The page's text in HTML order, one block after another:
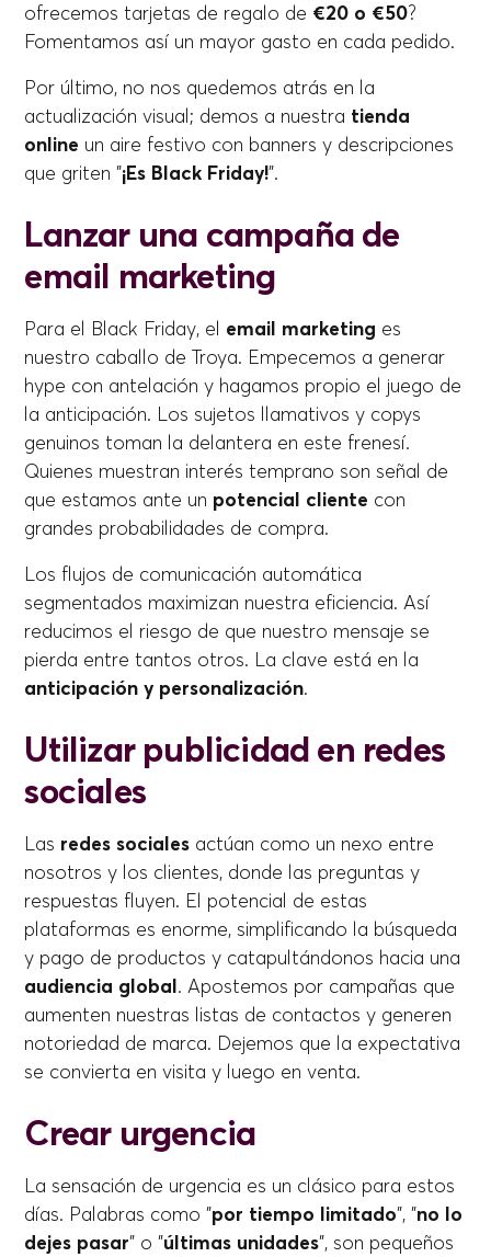
ofrecemos tarjetas de regalo de €20 o €50?
Fomentamos así un mayor gasto en cada pedido.
Por último, no nos quedemos atrás en la
actualización visual; demos a nuestra tienda
online un aire festivo con banners y descripciones
que griten "¡Es Black Friday!".
Lanzar una campaña de
email marketing
Para el Black Friday, el email marketing es
nuestro caballo de Troya. Empecemos a generar
hype con antelación y hagamos propio el juego de
la anticipación. Los sujetos llamativos y copys
genuinos toman la delantera en este frenesí.
Quienes muestran interés temprano son señal de
que estamos ante un potencial cliente con
grandes probabilidades de compra.
Los flujos de comunicación automática
segmentados maximizan nuestra eficiencia. Así
reducimos el riesgo de que nuestro mensaje se
pierda entre tantos otros. La clave está en la
anticipación y personalización.
Utilizar publicidad en redes
sociales
Las redes sociales actúan como un nexo entre
nosotros y los clientes, donde las preguntas y
respuestas fluyen. El potencial de estas
plataformas es enorme, simplificando la búsqueda
y pago de productos y catapultándonos hacia una
audiencia global. Apostemos por campañas que
aumenten nuestras listas de contactos y generen
notoriedad de marca. Dejemos que la expectativa
se convierta en visita y luego en venta.
Crear urgencia
La sensación de urgencia es un clásico para estos
días. Palabras como "por tiempo limitado", "no lo
dejes pasar" o "últimas unidades", son pequeños